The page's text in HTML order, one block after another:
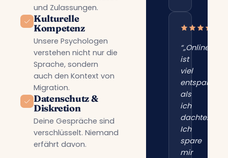
und Zulassungen.
Kulturelle
Kompetenz
Unsere Psychologen
verstehen nicht nur die
Sprache, sondern
auch den Kontext von
Migration.
Datenschutz &
Diskretion
Deine Gespräche sind
verschlüsselt. Niemand
erfährt davon.
“„Online
ist
viel
entspannter
als
ich
dachte.
Ich
spare
mir